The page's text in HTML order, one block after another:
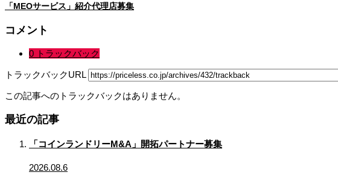
「MEOサービス」紹介代理店募集
コメント
0 トラックバック
トラックバックURL
この記事へのトラックバックはありません。
最近の記事
「コインランドリーM&A」開拓パートナー募集
2026.08.6